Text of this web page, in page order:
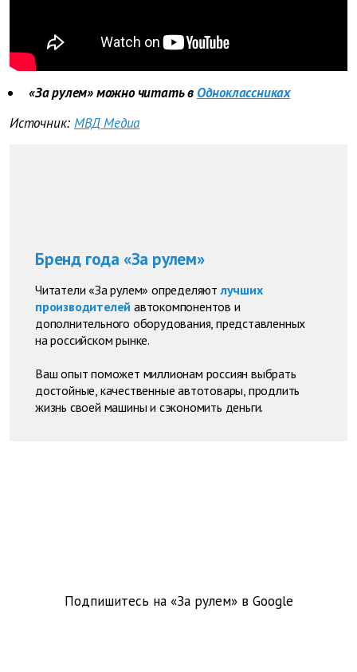
«За рулем» можно читать в Одноклассниках
Источник: МВД Медиа
Бренд года «За рулем»
Читатели «За рулем» определяют лучших
производителей автокомпонентов и
дополнительного оборудования, представленных
на российском рынке.
Ваш опыт поможет миллионам россиян выбрать
достойные, качественные автотовары, продлить
жизнь своей машины и сэкономить деньги.
Подпишитесь на «За рулем» в Google